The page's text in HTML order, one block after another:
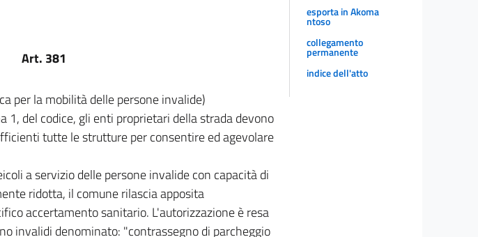
Art. 381
per la mobilità delle persone invalide)
1, del codice, gli enti proprietari della strada devono
tutte le strutture per consentire ed agevolare
a servizio delle persone invalide con capacità di
ridotta, il comune rilascia apposita
accertamento sanitario. L'autorizzazione è resa
invalidi denominato: "contrassegno di parcheggio
esporta in Akoma
ntoso
collegamento
permanente
indice dell'atto